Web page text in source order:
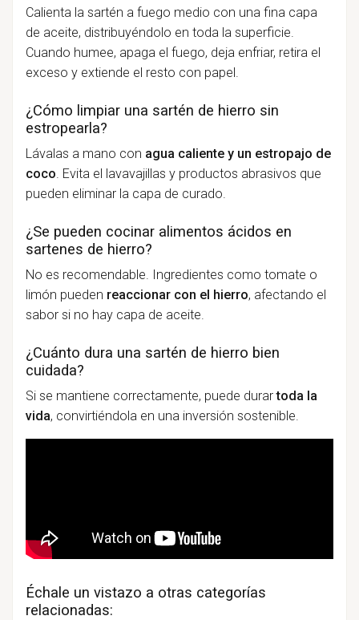
Calienta la sartén a fuego medio con una fina capa
de aceite, distribuyéndolo en toda la superficie.
Cuando humee, apaga el fuego, deja enfriar, retira el
exceso y extiende el resto con papel.
¿Cómo limpiar una sartén de hierro sin
estropearla?
Lávalas a mano con agua caliente y un estropajo de
coco . Evita el lavavajillas y productos abrasivos que
pueden eliminar la capa de curado.
¿Se pueden cocinar alimentos ácidos en
sartenes de hierro?
No es recomendable. Ingredientes como tomate o
limón pueden reaccionar con el hierro, afectando el
sabor si no hay capa de aceite.
¿Cuánto dura una sartén de hierro bien
cuidada?
Si se mantiene correctamente, puede durartoda la
vida, convirtiéndola en una inversión sostenible.
Échale un vistazo a otras categorías
relacionadas: